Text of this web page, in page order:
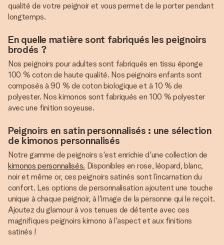
qualité de votre peignoir et vous permet de le porter pendant
longtemps.
En quelle matière sont fabriqués les peignoirs
brodés ?
Nos peignoirs pour adultes sont fabriqués en tissu éponge
100 % coton de haute qualité. Nos peignoirs enfants sont
composés à 90 % de coton biologique et à 10 % de
polyester. Nos kimonos sont fabriqués en 100 % polyester
avec une finition soyeuse.
Peignoirs en satin personnalisés : une sélection
de kimonos personnalisés
Notre gamme de peignoirs s'est enrichie d'une collection de
kimonos personnalisés. Disponibles en rose, léopard, blanc,
noir et même or, ces peignoirs satinés sont l’incarnation du
confort. Les options de personnalisation ajoutent une touche
unique à chaque peignoir, à l'image de la personne qui le reçoit.
Ajoutez du glamour à vos tenues de détente avec ces
magnifiques peignoirs kimono à l'aspect et aux finitions
satinés !